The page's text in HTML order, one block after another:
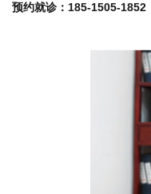
预约就诊：185-1505-1852